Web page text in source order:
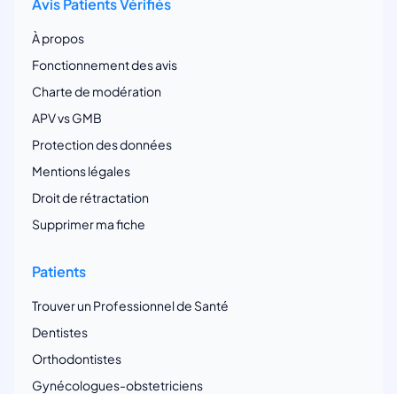
Avis Patients Vérifiés
À propos
Fonctionnement des avis
Charte de modération
APV vs GMB
Protection des données
Mentions légales
Droit de rétractation
Supprimer ma fiche
Patients
Trouver un Professionnel de Santé
Dentistes
Orthodontistes
Gynécologues-obstetriciens